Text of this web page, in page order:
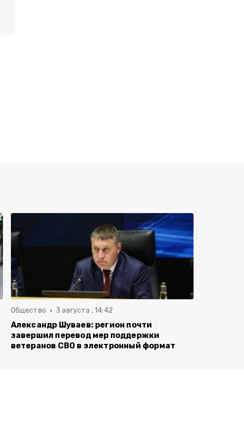
Общество 3 августа , 14:42
Александр Шуваев: регион почти
завершил перевод мер поддержки
ветеранов СВО в электронный формат